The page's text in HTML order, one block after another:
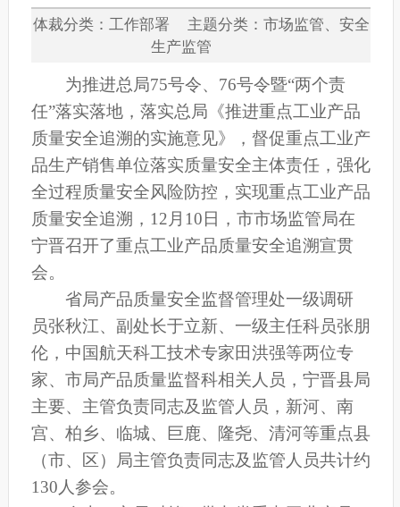
体裁分类：工作部署 主题分类：市场监管、安全
生产监管
为推进总局75号令、76号令暨“两个责
任”落实落地，落实总局《推进重点工业产品
质量安全追溯的实施意见》，督促重点工业产
品生产销售单位落实质量安全主体责任，强化
全过程质量安全风险防控，实现重点工业产品
质量安全追溯，12月10日，市市场监管局在
宁晋召开了重点工业产品质量安全追溯宣贯
会。
省局产品质量安全监督管理处一级调研
员张秋江、副处长于立新、一级主任科员张朋
伦，中国航天科工技术专家田洪强等两位专
家、市局产品质量监督科相关人员，宁晋县局
主要、主管负责同志及监管人员，新河、南
宫、柏乡、临城、巨鹿、隆尧、清河等重点县
（市、区）局主管负责同志及监管人员共计约
130人参会。